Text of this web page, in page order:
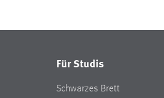
Für Studis
Schwarzes Brett